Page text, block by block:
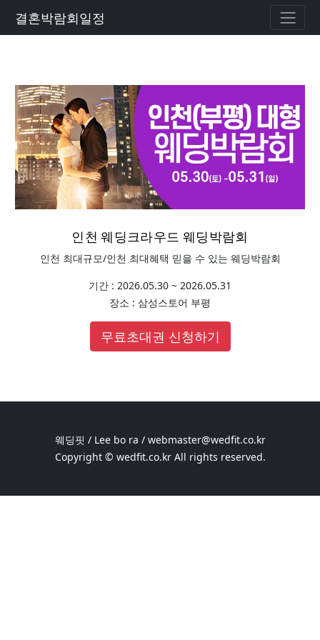
결혼박람회일정
인천 웨딩크라우드 웨딩박람회
인천 최대규모/인천 최대혜택 믿을 수 있는 웨딩박람회
기간 : 2026.05.30 ~ 2026.05.31
장소 : 삼성스토어 부평
무료초대권 신청하기
웨딩핏 / Lee bo ra / webmaster@wedfit.co.kr
Copyright © wedfit.co.kr All rights reserved.